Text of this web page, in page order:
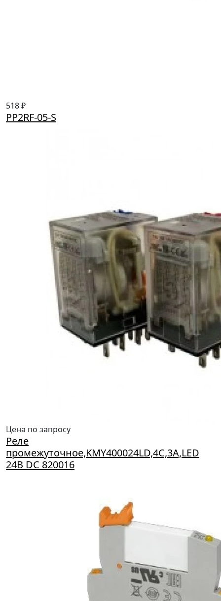
518 ₽
PP2RF-05-S
Цена по запросу
Реле
промежуточное,KMY400024LD,4С,3А,LED
24B DC 820016